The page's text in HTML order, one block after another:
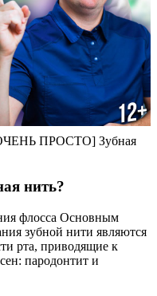
[ОЧЕНЬ ПРОСТО] Зубная
нить?
флосса Основным
зубной нити являются
рта, приводящие к
пародонтит и